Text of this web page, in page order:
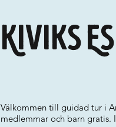
Kiviks
Välkommen till guidad tur i
medlemmar och barn gratis.